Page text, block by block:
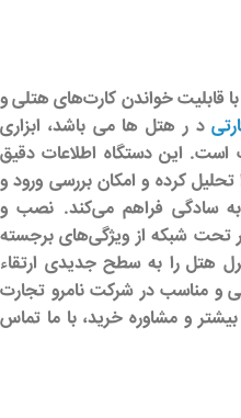
قابلیت خواندن کارت‌های هتلی و
د ر هتل ها می باشد، ابزاری
است. این دستگاه اطلاعات دقیق
تحلیل کرده و امکان بررسی ورود و
به سادگی فراهم می‌کند. نصب و
تحت شبکه از ویژگی‌های برجسته
هتل را به سطح جدیدی ارتقاء
و مناسب در شرکتنامرو تجارت
و مشاوره خرید، با ما تماس